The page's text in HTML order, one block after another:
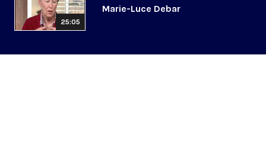
25:05
Marie-Luce Debar